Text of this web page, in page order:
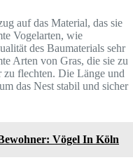
auf das Material, das sie
Vogelarten, wie
des Baumaterials sehr
Arten von Gras, die sie zu
zu flechten. Die Länge und
das Nest stabil und sicher
Vögel In Köln